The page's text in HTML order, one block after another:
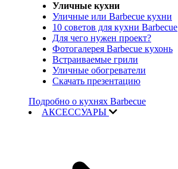
Уличные кухни
Уличные или Barbecue кухни
10 советов для кухни Barbecue
Для чего нужен проект?
Фотогалерея Barbecue кухонь
Встраиваемые грили
Уличные обогреватели
Скачать презентацию
Подробно о кухнях Barbecue
АКСЕССУАРЫ